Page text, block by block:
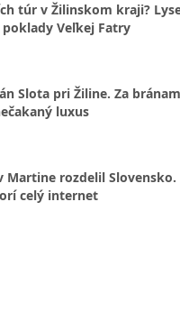
túr v Žilinskom kraji?
Veľkej Fatry
Slota pri Žiline. Za
luxus
Martine rozdelil Slovensko.
celý internet